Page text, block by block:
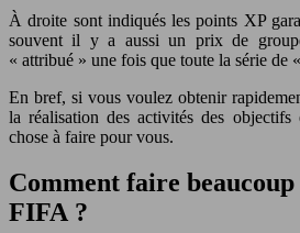
À droite sont indiqués les points XP
souvent il y a aussi un prix de
« attribué » une fois que toute la série de
En bref, si vous voulez obtenir
la réalisation des activités des objectifs
chose à faire pour vous.
Comment faire beaucoup
FIFA ?